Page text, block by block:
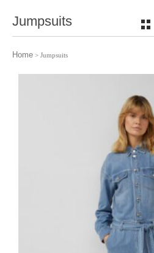
Jumpsuits
Home > Jumpsuits